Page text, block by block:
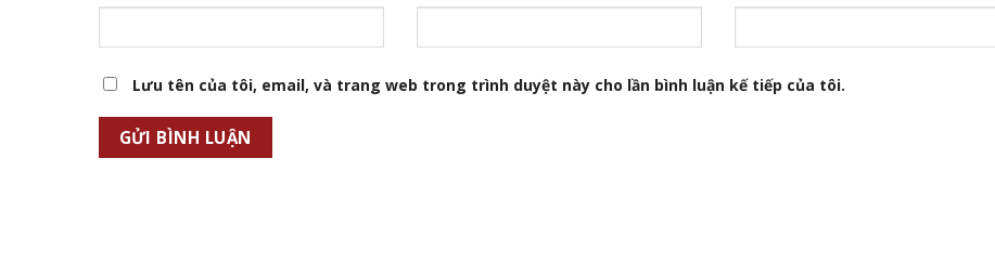
Lưu tên của tôi, email, và trang web trong trình duyệt này cho lần bình luận kế tiếp của tôi.